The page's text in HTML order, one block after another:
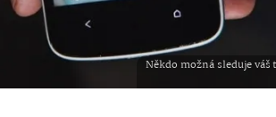
Někdo možná sleduje